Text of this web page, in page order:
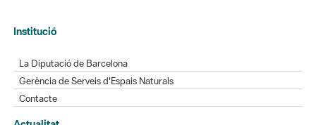
Institució
La Diputació de Barcelona
Gerència de Serveis d'Espais Naturals
Contacte